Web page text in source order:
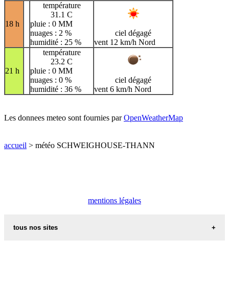
18 h
température
31.1 C
pluie : 0 MM
nuages : 2 %
humidité : 25 %
ciel dégagé
vent 12 km/h Nord
21 h
température
23.2 C
pluie : 0 MM
nuages : 0 %
humidité : 36 %
ciel dégagé
vent 6 km/h Nord
Les donnees meteo sont fournies parOpenWeatherMap
accueil > météo SCHWEIGHOUSE-THANN
mentions légales
tous nos sites